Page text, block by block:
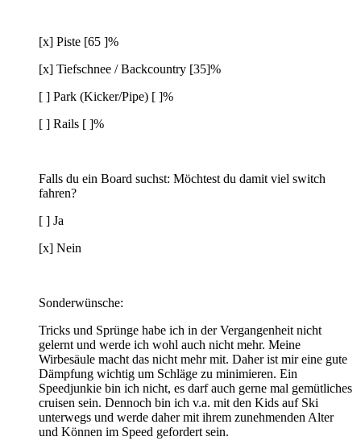
[x] Piste [65 ]%
[x] Tiefschnee / Backcountry [35]%
[ ] Park (Kicker/Pipe) [ ]%
[ ] Rails [ ]%
Falls du ein Board suchst: Möchtest du damit viel switch
fahren?
[ ] Ja
[x] Nein
Sonderwünsche:
Tricks und Sprünge habe ich in der Vergangenheit nicht
gelernt und werde ich wohl auch nicht mehr. Meine
Wirbesäule macht das nicht mehr mit. Daher ist mir eine gute
Dämpfung wichtig um Schläge zu minimieren. Ein
Speedjunkie bin ich nicht, es darf auch gerne mal gemütliches
cruisen sein. Dennoch bin ich v.a. mit den Kids auf Ski
unterwegs und werde daher mit ihrem zunehmenden Alter
und Können im Speed gefordert sein.